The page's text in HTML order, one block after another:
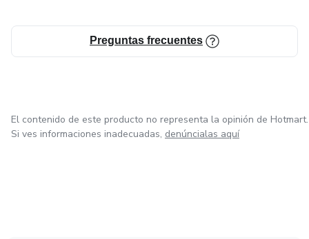
Preguntas frecuentes
El contenido de este producto no representa la opinión de Hotmart.
Si ves informaciones inadecuadas, denúncialas aquí